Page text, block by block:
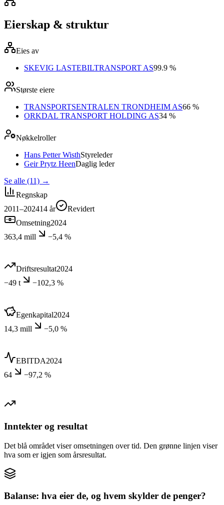
Eierskap & struktur
Eies av
SKEVIG LASTEBILTRANSPORT AS99.9 %
Største eiere
TRANSPORTSENTRALEN TRONDHEIM AS66 %
ORKDAL TRANSPORT HOLDING AS34 %
Nøkkelroller
Hans Petter WisthStyreleder
Geir Prytz HeenDaglig leder
Se alle (11) →
Regnskap
2011–202414 år
Revidert
Omsetning2024
363,4 mill
−5,4 %
Driftsresultat2024
−49 t
−102,3 %
Egenkapital2024
14,3 mill
−5,0 %
EBITDA2024
64
−97,2 %
Inntekter og resultat
Det blå området viser omsetningen over tid. Den grønne linjen viser
hva som er igjen som årsresultat.
Balanse: hva eier de, og hvem skylder de penger?